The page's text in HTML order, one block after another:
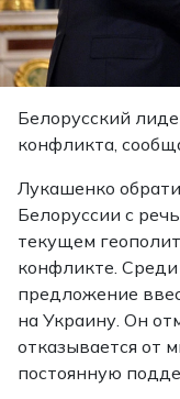
Белорусский
конфликта,
Лукашенко
Белоруссии с
текущем
конфликте. Среди
предложение
на Украину. Он
отказывается от
постоянную